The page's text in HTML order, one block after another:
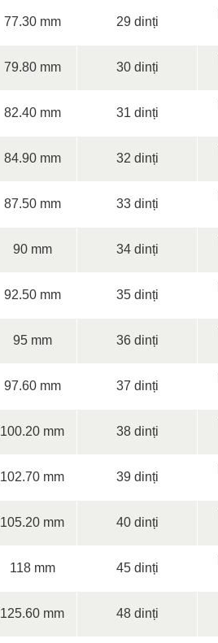
77.30 mm 29 dinți
79.80 mm 30 dinți
82.40 mm 31 dinți
84.90 mm 32 dinți
87.50 mm 33 dinți
90 mm 34 dinți
92.50 mm 35 dinți
95 mm 36 dinți
97.60 mm 37 dinți
100.20 mm 38 dinți
102.70 mm 39 dinți
105.20 mm 40 dinți
118 mm 45 dinți
125.60 mm 48 dinți